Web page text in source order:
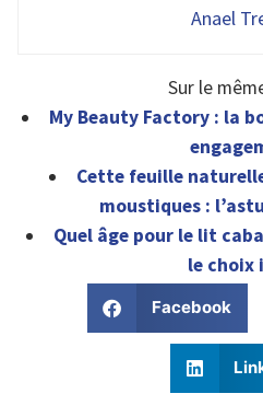
Anael
Sur le
My Beauty Factory : la
Cette feuille
moustiques :
Quel âge pour le lit
le choix
Facebook